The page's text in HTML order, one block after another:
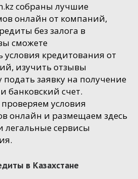
собраны лучшие
онлайн от компаний,
без залога в
сможете
условия кредитования от
изучить отзывы
заявку на получение
банковский счет.
условия
онлайн и размещаем здесь
легальные сервисы
в Казахстане